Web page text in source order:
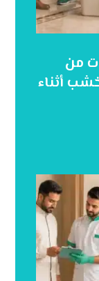
من
أثناء